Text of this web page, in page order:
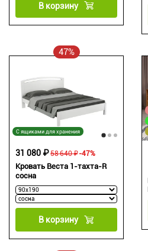
В корзину
47%
С ящиками для хранения
Кровать Веста 1-тахта-R
сосна
58 640 ₽
31 080 ₽ -47%
В корзину